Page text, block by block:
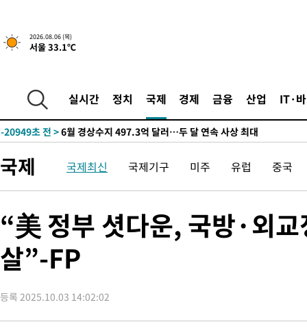
2026.08.06 (목)
서울 33.1℃
실시간 정치 국제 경제 금융 산업 IT·
상-29119초 전 >[속보]코스피 매도사이드카 발동…4%대 급락
-28391초 전 >[속보]전남광주 초대 시민추천 부시장에 백승주·윤난실
-24519초 전 >
[속보]코스닥, 2.15포인트(0.27%) 내린 797.44 출발
-24502초 전 >
-20949초 전 >6월 경상수지 497.3억 달러…두 달 연속 사상 최대
-18262초 전 >
미 워싱턴주 스포캔 시의 통제불능 3개 산불, 방화선 일부 구축
-10435초 전 >[속보] 호르무즈 해협 이란-오만 협상 기대속 뉴욕증시 혼조 마
임 3년 인터뷰
1시간 전 > [속보] "이란-오만, 호르무즈 해협 통행 항로 합의" 이란 외무부 대
-31262초 전 >[속보]산업장관 "李정부, 원전 반대 안해…안정 전력 위해 불
-29959초 전 >
[속보]경찰, '홍명보 선임 논란' 대한축구협회·축구회관 등 압
상
-29139초 전 >[속보]코스피 매도사이드카 발동…4%대 급락
-28411초 전 >[속보]전남광주 초대 시민추천 부시장에 백승주·윤난실
국제 국제최신 국제기구 미주 유럽 중국
“美 정부 셧다운, 국방·외
살”-FP
등록 2025.10.03 14:02:02